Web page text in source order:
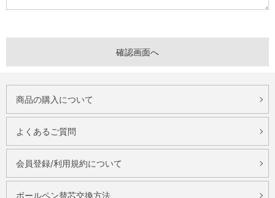
商品の購入について
よくあるご質問
会員登録/利用規約について
ボールペン替芯交換方法